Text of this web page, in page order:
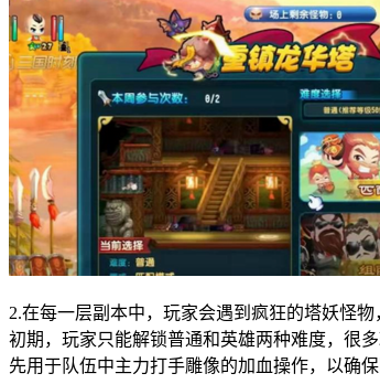
2.在每一层副本中，玩家会遇到疯狂的塔妖怪
初期，玩家只能解锁普通和英雄两种难度，很
先用于队伍中主力打手雕像的加血操作，以确保